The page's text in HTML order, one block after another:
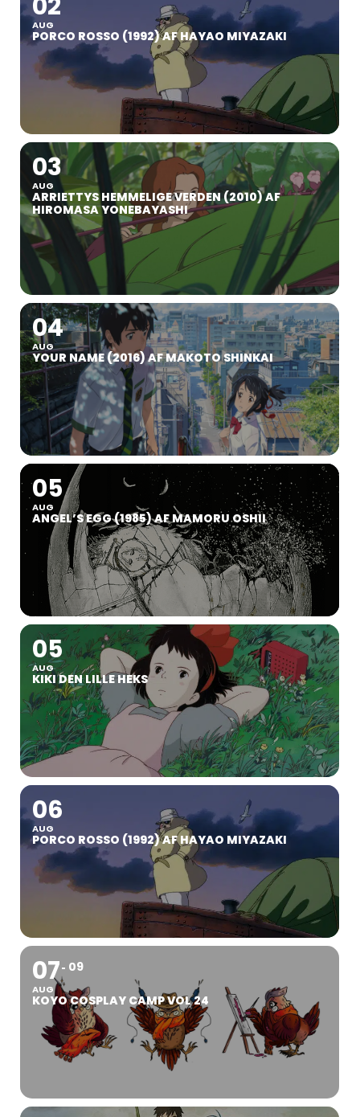
AUG
PORCO ROSSO (1992) AF HAYAO MIYAZAKI
03
AUG
ARRIETTYS HEMMELIGE VERDEN (2010) AF
HIROMASA YONEBAYASHI
04
AUG
YOUR NAME (2016) AF MAKOTO SHINKAI
05
AUG
ANGEL’S EGG (1985) AF MAMORU OSHII
05
AUG
KIKI DEN LILLE HEKS
06
AUG
PORCO ROSSO (1992) AF HAYAO MIYAZAKI
07
AUG
09
KOYO COSPLAY CAMP VOL 24